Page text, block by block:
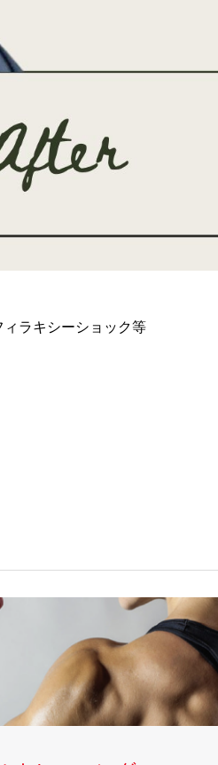
ィラキシーショック等